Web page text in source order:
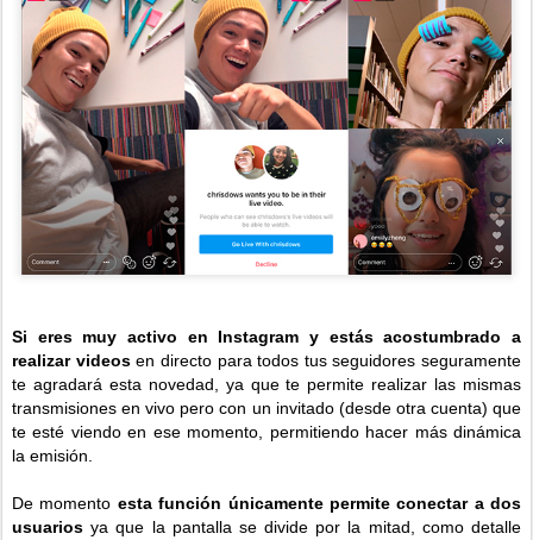
Si eres muy activo en Instagram y estás acostumbrado a
realizar videosen directo para todos tus seguidores seguramente
te agradará esta novedad, ya que te permite realizar las mismas
transmisiones en vivo pero con un invitado (desde otra cuenta) que
te esté viendo en ese momento, permitiendo hacer más dinámica
la emisión.
De momento esta función únicamente permite conectar a dos
usuariosya que la pantalla se divide por la mitad, como detalle